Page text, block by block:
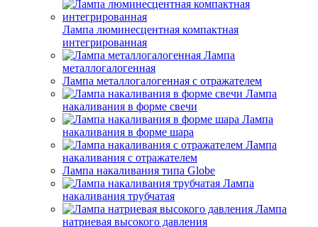
Лампа люминесцентная компактная
интегрированная
Лампа
металлогалогенная
Лампа металлогалогенная с отражателем
Лампа
накаливания в форме свечи
Лампа
накаливания в форме шара
Лампа
накаливания с отражателем
Лампа накаливания типа Globe
Лампа
накаливания трубчатая
Лампа
натриевая высокого давления